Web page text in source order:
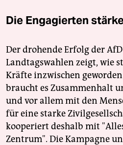
Die Engagierten
Der drohende Erfolg der
Landtagswahlen zeigt, wie
Kräfte inzwischen
braucht es Zusammenhalt
und vor allem mit den
für eine starke
kooperiert deshalb mit
Zentrum". Die Kampagne